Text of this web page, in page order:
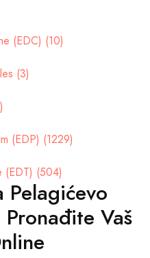
(EDC) (10)
(3)
(EDP) (1229)
(EDT) (504)
Pelagićevo
Vaš